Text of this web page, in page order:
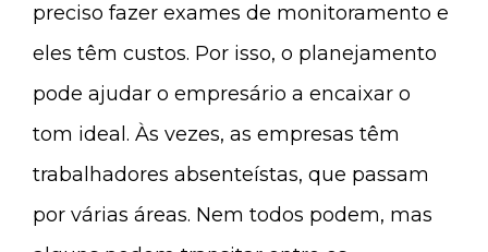
preciso fazer exames de monitoramento e
eles têm custos. Por isso, o planejamento
pode ajudar o empresário a encaixar o
tom ideal. Às vezes, as empresas têm
trabalhadores absenteístas, que passam
por várias áreas. Nem todos podem, mas